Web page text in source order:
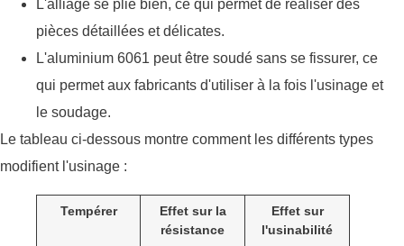
L'alliage se plie bien, ce qui permet de réaliser des
pièces détaillées et délicates.
L'aluminium 6061 peut être soudé sans se fissurer, ce
qui permet aux fabricants d'utiliser à la fois l'usinage et
le soudage.
Le tableau ci-dessous montre comment les différents types
modifient l'usinage :
Tempérer
Effet sur la
résistance
Effet sur
l'usinabilité